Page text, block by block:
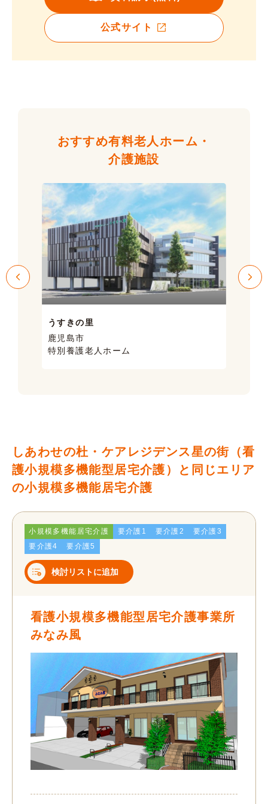
公式サイト
おすすめ有料老人ホーム・
介護施設
うすきの里
鹿児島市
特別養護老人ホーム
しあわせの杜・ケアレジデンス星の街（看
護小規模多機能型居宅介護）と同じエリア
の小規模多機能居宅介護
小規模多機能居宅介護 要介護1 要介護2
要介護3
要介護4
要介護5
検討リストに追加
看護小規模多機能型居宅介護事業所
みなみ風